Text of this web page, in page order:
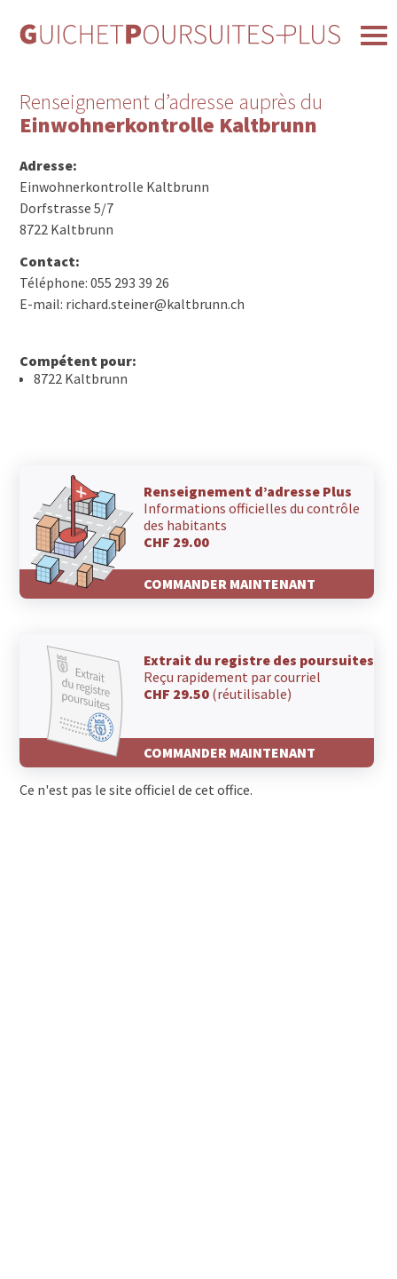
Renseignement d’adresse auprès du
Einwohnerkontrolle Kaltbrunn
Adresse:
Einwohnerkontrolle Kaltbrunn
Dorfstrasse 5/7
8722 Kaltbrunn
Contact:
Téléphone: 055 293 39 26
E-mail: richard.steiner@kaltbrunn.ch
Compétent pour:
8722 Kaltbrunn
Renseignement d’adresse Plus
Informations officielles du contrôle
des habitants
CHF 29.00
COMMANDER MAINTENANT
Extrait du registre des poursuites
Reçu rapidement par courriel
CHF 29.50 (réutilisable)
COMMANDER MAINTENANT
Ce n'est pas le site officiel de cet office.